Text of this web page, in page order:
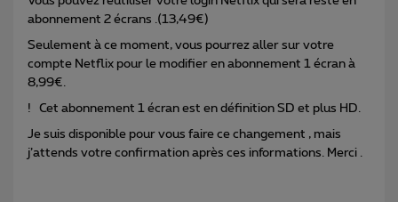
abonnement 2 écrans .(13,49€)
Seulement à ce moment, vous pourrez aller sur votre
compte Netflix pour le modifier en abonnement 1 écran à
8,99€.
! Cet abonnement 1 écran est en définition SD et plus HD.
Je suis disponible pour vous faire ce changement , mais
j’attends votre confirmation après ces informations. Merci .